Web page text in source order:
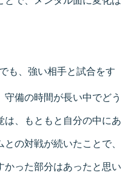
も、強い相手と試合をす
備の時間が長い中でどう
は、もともと自分の中にあ
の対戦が続いたことで、
かった部分はあったと思い